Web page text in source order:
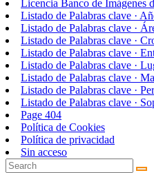
Licencia Banco de Imágenes
Listado de Palabras clave ·
Listado de Palabras clave ·
Listado de Palabras clave ·
Listado de Palabras clave ·
Listado de Palabras clave ·
Listado de Palabras clave ·
Listado de Palabras clave ·
Listado de Palabras clave ·
Page 404
Política de Cookies
Política de privacidad
Sin acceso